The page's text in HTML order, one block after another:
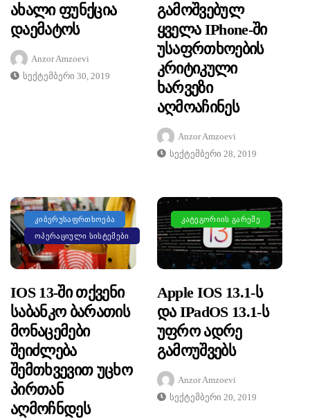
Ახალი Ფუნქცია
Დაემატოს
Anzor Amzoevi
Სექტემბერი 30, 2019
Გამოშვებულ
Ყველა IPhone-Ში
Უსაფრთხოების
Კრიტიკული
Ხარვეზი
Აღმოაჩინეს
Anzor Amzoevi
Სექტემბერი 28, 2019
ᲙᲘᲑᲔᲠᲣᲡᲐᲤᲠᲗᲮᲝᲔᲑᲐ
ᲝᲞᲔᲠᲐᲪᲘᲣᲚᲘ ᲡᲘᲡᲢᲔᲛᲔᲑᲘ
IOS 13-Ში Თქვენი
Საბანკო Ბარათის
Მონაცემები
Შეიძლება
Შემთხვევით Უცხო
Პირთან
Აღმოჩნდეს
ᲙᲐᲢᲔᲒᲝᲠᲘᲘᲡ ᲒᲐᲠᲔᲨᲔ
Apple IOS 13.1-Ს
Და IPadOS 13.1-Ს
Უფრო Ადრე
Გამოუშვებს
Anzor Amzoevi
Სექტემბერი 20, 2019